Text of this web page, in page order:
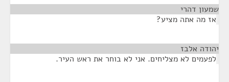
שמעון דהרי
אז מה אתה מציע?
יהודה אלבז
לפעמים לא מצליחים. אני לא בוחר את ראש העיר.